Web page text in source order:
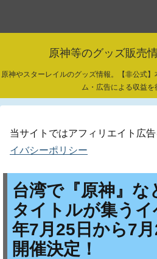
原神等のグッズ販売
原神やスターレイルのグッズ情報。【非公式
ム・広告による収益を
当サイトではアフィリエイト広告
イバシーポリシー
台湾で『原神』
タイトルが集う
年7月25日から7
開催決定！